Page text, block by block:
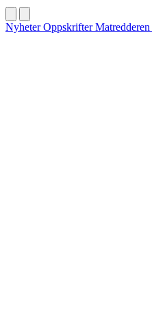
NyheterOppskrifterMatredderen